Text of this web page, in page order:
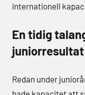
internationell
En tidig
juniorresultat
Redan under